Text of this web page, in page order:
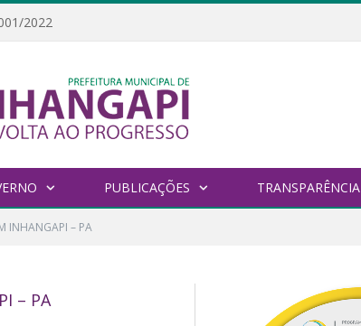
2022
PUBLICAÇÕES TRANSPARÊNCIA
INHANGAPI – PA
– PA